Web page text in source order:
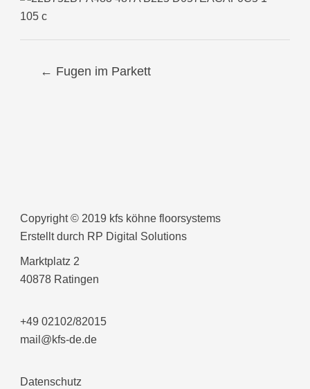
← Fugen im Parkett
Copyright © 2019 kfs köhne floorsystems
Erstellt durch RP Digital Solutions
Marktplatz 2
40878 Ratingen
+49 02102/82015
mail@kfs-de.de
Datenschutz